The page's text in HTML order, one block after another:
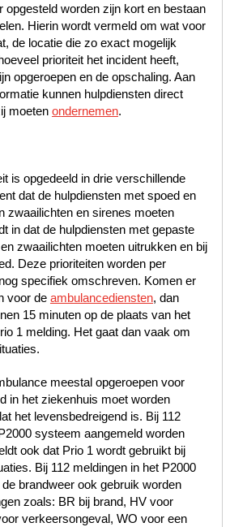
opgesteld worden zijn kort en bestaan
Hierin wordt vermeld om wat voor
de locatie die zo exact mogelijk
prioriteit het incident heeft,
opgeroepen en de opschaling. Aan
kunnen hulpdiensten direct
moeten ondernemen.
is opgedeeld in drie verschillende
dat de hulpdiensten met spoed en
zwaailichten en sirenes moeten
in dat de hulpdiensten met gepaste
zwaailichten moeten uitrukken en bij
Deze prioriteiten worden per
specifiek omschreven. Komen er
voor de ambulancediensten, dan
15 minuten op de plaats van het
1 melding. Het gaat dan vaak om
meestal opgeroepen voor
in het ziekenhuis moet worden
het levensbedreigend is. Bij 112
systeem aangemeld worden
ook dat Prio 1 wordt gebruikt bij
Bij 112 meldingen in het P2000
brandweer ook gebruik worden
zoals: BR bij brand, HV voor
verkeersongeval, WO voor een